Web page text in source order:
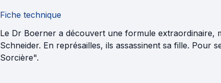
Fiche technique
Le Dr Boerner a découvert une formule extraordinaire,
Schneider. En représailles, ils assassinent sa fille. Pour
Sorcière".